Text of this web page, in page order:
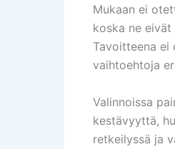
Mukaan ei
koska ne eivät
Tavoitteena ei
vaihtoehtoja
Valinnoissa
kestävyyttä,
retkeilyssä ja